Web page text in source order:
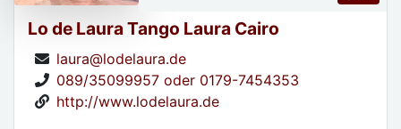
Lo de Laura Tango Laura Cairo
laura@lodelaura.de
089/35099957 oder 0179-7454353
http://www.lodelaura.de